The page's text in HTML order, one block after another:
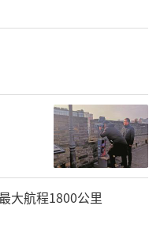
大航程1800公里